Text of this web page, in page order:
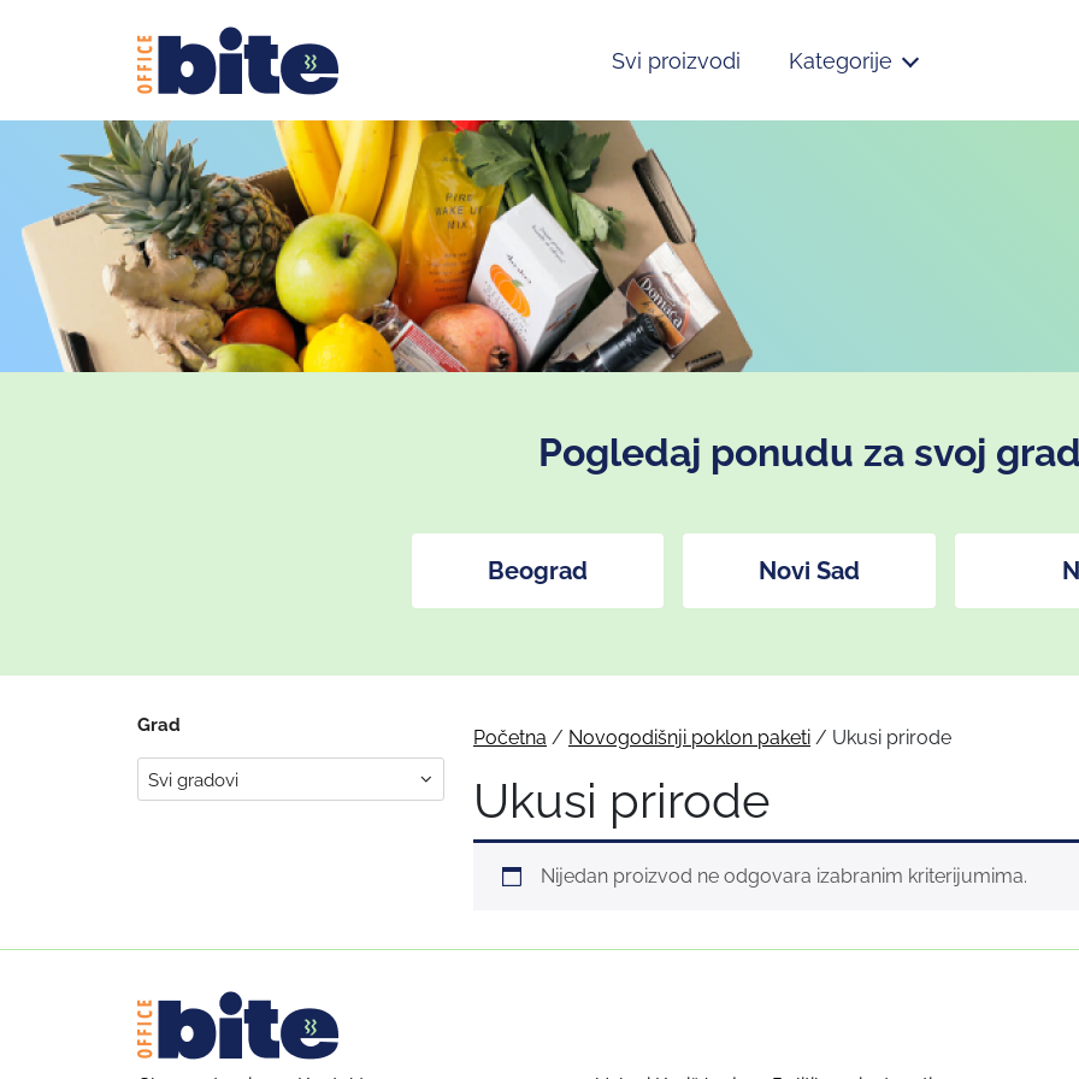
Svi proizvodi Kategorije
Pogledaj ponudu za svoj
Beograd Novi Sad
Grad
Početna / Novogodišnji poklon paketi / Ukusi prirode
Ukusi prirode
Nijedan proizvod ne odgovara izabranim kriterijumima.